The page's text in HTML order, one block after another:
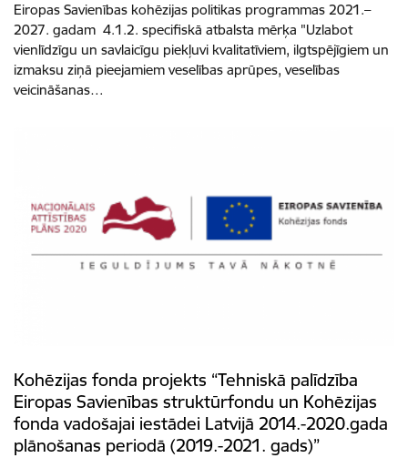
Eiropas Savienības kohēzijas politikas programmas 2021.–
2027. gadam 4.1.2. specifiskā atbalsta mērķa "Uzlabot
vienlīdzīgu un savlaicīgu piekļuvi kvalitatīviem, ilgtspējīgiem un
izmaksu ziņā pieejamiem veselības aprūpes, veselības
veicināšanas…
Kohēzijas fonda projekts “Tehniskā palīdzība
Eiropas Savienības struktūrfondu un Kohēzijas
fonda vadošajai iestādei Latvijā 2014.-2020.gada
plānošanas periodā (2019.-2021. gads)”